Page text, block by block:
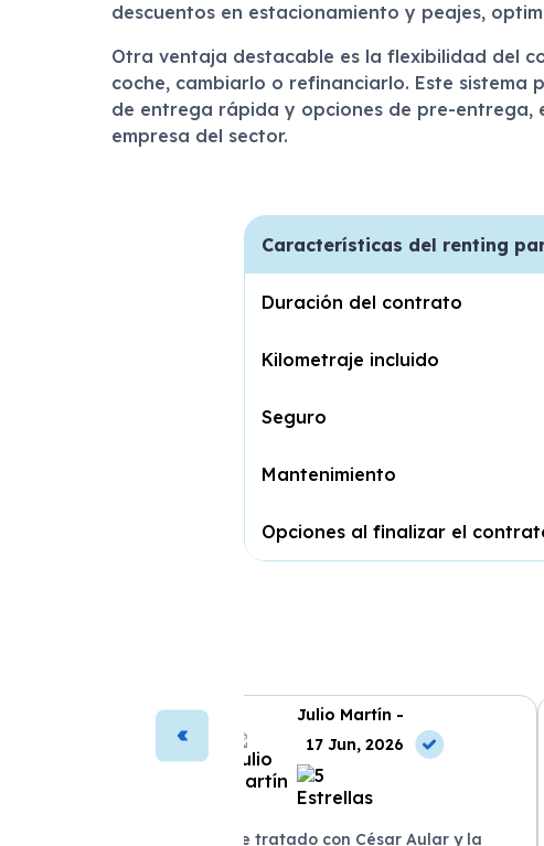
descuentos en estacionamiento y peajes,
Otra ventaja destacable es la flexibilidad del
coche, cambiarlo o refinanciarlo. Este sistema
de entrega rápida y opciones de pre-entrega,
empresa del sector.
Características del renting
Duración del contrato
Kilometraje incluido
Seguro
Mantenimiento
Opciones al finalizar el
Julio Martín -
17 Jun, 2026
He tratado con César Aular y la